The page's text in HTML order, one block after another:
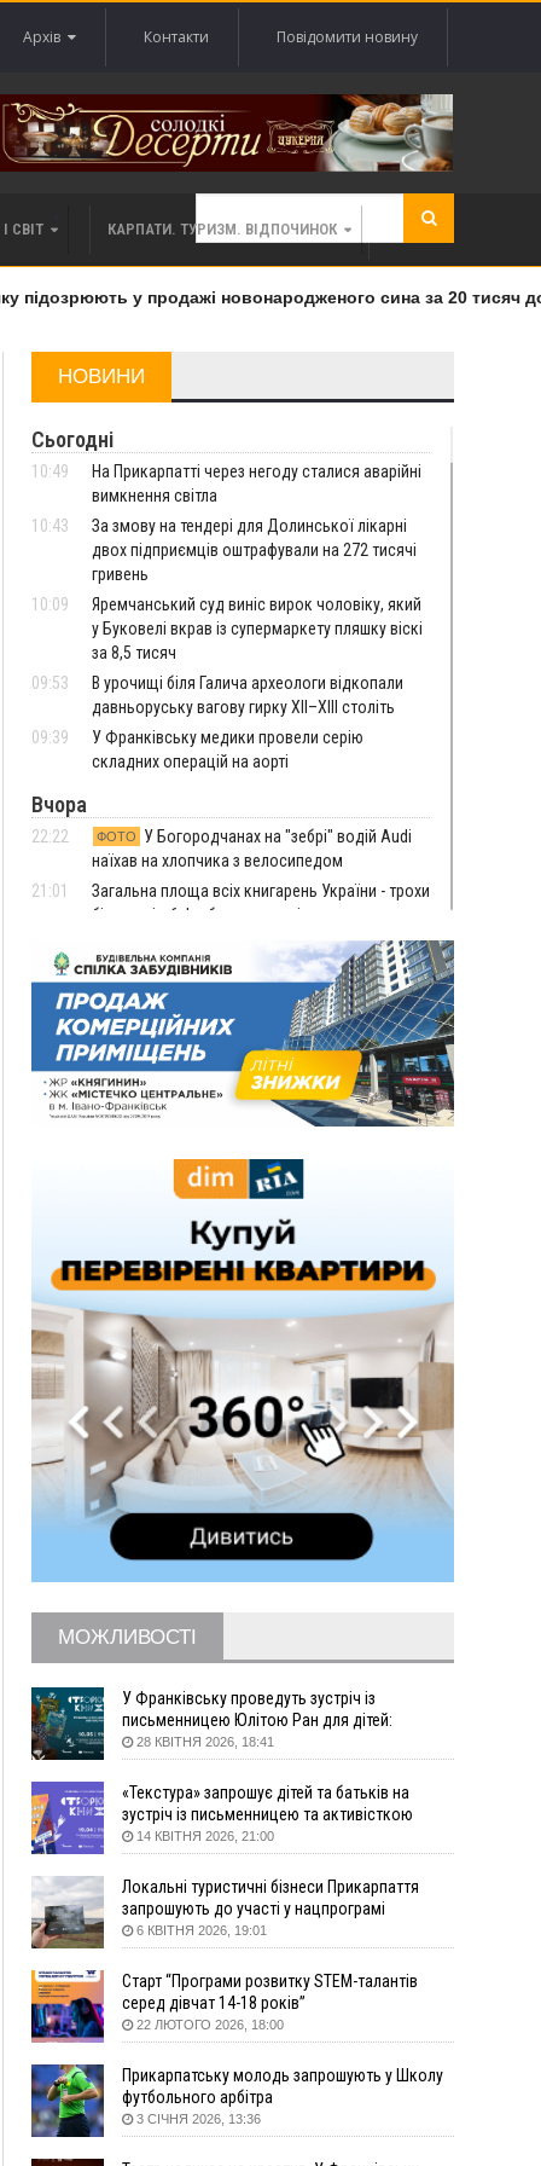
Архів Контакти Повідомити новину
СВІТ КАРПАТИ. ТУРИЗМ. ВІДПОЧИНОК
у продажі новонародженого сина за 20 тисяч
НОВИНИ
Сьогодні
10:49
На Прикарпатті через негоду сталися аварійні
вимкнення світла
10:43
За змову на тендері для Долинської лікарні
двох підприємців оштрафували на 272 тисячі
гривень
10:09
Яремчанський суд виніс вирок чоловіку, який
у Буковелі вкрав із супермаркету пляшку віскі
за 8,5 тисяч
09:53
В урочищі біля Галича археологи відкопали
давньоруську вагову гирку XII–XIII століть
09:39
У Франківську медики провели серію
складних операцій на аорті
Вчора
22:22 ФОТО
У Богородчанах на "зебрі" водій Audi
наїхав на хлопчика з велосипедом
21:01
Загальна площа всіх книгарень України - трохи
більше ніж 6 футбольних полів
На "зебрі" у Франківську два мотоциклісти
збили жінку
18:55
Прикарпаття серед лідерів за будівництвом
новобудов і рекордсмен за зростанням цін на
житло
16:48
ВІДЕО Де безпечно купатися на Прикарпатті?
16:20
У Франківську дружина загиблого воїна
створила організацію «КОД 7'Я», аби
підтримувати військових та їхні сім'ї
У Коломиї на одній з вулиць встановлять
Війна забрала життя трьох воїнів з
Прикарпаття
15:00
На Закарпатті викрили масштабну схему
незаконного виключення
військовозобов’язаних з обліку
14:31
«Багато питань буде знято». На громадських
слуханнях в Яремче обговорили, як вирішити
питання джипінгу в Карпатах
13:54
5 «тихих» хвороб, які виявляє профілактичне
обстеження
ФОТО
На Надрічній тривають останні
приготування до нового руху
У Франківську зафіксували найбільшу спеку за
всю історію спостережень
12:24
Лікування наркоманії Київ: чому важливо
розпочати терапію якомога раніше
понад 640 тисяч гривень у валюті, засудили до
5 років
11:50
Податкова передасть в Міноборони для
11:20
Водійка, яку на Сухомлинського побив інший
керманич, відмовилася від обвинувачення —
справу закрили
10:45
У Франківську, Коломиї, Долині та Яремче 6
серпня зафіксували рекордну спеку
10:02
Змушував надсилати інтимні фото: на
розбещенні малолітньої
09:22
АМКУ розпочав справу проти Гвіздецької
селищної ради через різні ставки земельного
податку
08:54
Синоптики попереджають про значний дощ на
Прикарпатті до кінця п'ятниці
МОЖЛИВОСТІ
У Франківську проведуть зустріч із
письменницею Юлітою Ран для дітей:
говоритимуть про серію книг про Мавку
28 КВІТНЯ 2026, 18:41
«Текстура» запрошує дітей та батьків на
зустріч із письменницею та активісткою
Анною Повх
14 КВІТНЯ 2026, 21:00
Локальні туристичні бізнеси Прикарпаття
запрошують до участі у нацпрограмі
«Подорож до себе»
6 КВІТНЯ 2026, 19:01
Старт “Програми розвитку STEM-талантів
серед дівчат 14-18 років”
22 ЛЮТОГО 2026, 18:00
Прикарпатську молодь запрошують у Школу
футбольного арбітра
3 СІЧНЯ 2026, 13:36